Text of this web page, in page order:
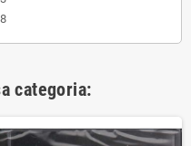
categoria: